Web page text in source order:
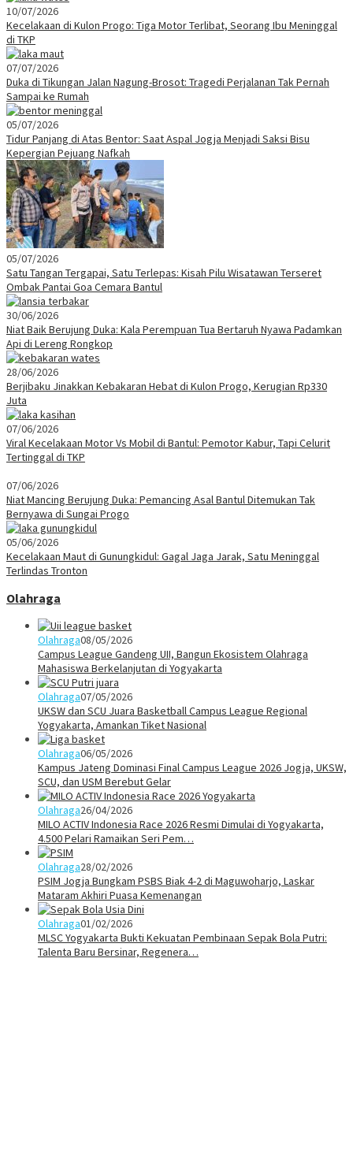
10/07/2026
Kecelakaan di Kulon Progo: Tiga Motor Terlibat, Seorang Ibu Meninggal
di TKP
07/07/2026
Duka di Tikungan Jalan Nagung-Brosot: Tragedi Perjalanan Tak Pernah
Sampai ke Rumah
05/07/2026
Tidur Panjang di Atas Bentor: Saat Aspal Jogja Menjadi Saksi Bisu
Kepergian Pejuang Nafkah
05/07/2026
Satu Tangan Tergapai, Satu Terlepas: Kisah Pilu Wisatawan Terseret
Ombak Pantai Goa Cemara Bantul
30/06/2026
Niat Baik Berujung Duka: Kala Perempuan Tua Bertaruh Nyawa Padamkan
Api di Lereng Rongkop
28/06/2026
Berjibaku Jinakkan Kebakaran Hebat di Kulon Progo, Kerugian Rp330
Juta
07/06/2026
Viral Kecelakaan Motor Vs Mobil di Bantul: Pemotor Kabur, Tapi Celurit
Tertinggal di TKP
07/06/2026
Niat Mancing Berujung Duka: Pemancing Asal Bantul Ditemukan Tak
Bernyawa di Sungai Progo
05/06/2026
Kecelakaan Maut di Gunungkidul: Gagal Jaga Jarak, Satu Meninggal
Terlindas Tronton
Olahraga
Olahraga08/05/2026
Campus League Gandeng UII, Bangun Ekosistem Olahraga
Mahasiswa Berkelanjutan di Yogyakarta
Olahraga07/05/2026
UKSW dan SCU Juara Basketball Campus League Regional
Yogyakarta, Amankan Tiket Nasional
Olahraga06/05/2026
Kampus Jateng Dominasi Final Campus League 2026 Jogja, UKSW,
SCU, dan USM Berebut Gelar
Olahraga26/04/2026
MILO ACTIV Indonesia Race 2026 Resmi Dimulai di Yogyakarta,
4.500 Pelari Ramaikan Seri Pem…
Olahraga28/02/2026
PSIM Jogja Bungkam PSBS Biak 4-2 di Maguwoharjo, Laskar
Mataram Akhiri Puasa Kemenangan
Olahraga01/02/2026
MLSC Yogyakarta Bukti Kekuatan Pembinaan Sepak Bola Putri:
Talenta Baru Bersinar, Regenera…